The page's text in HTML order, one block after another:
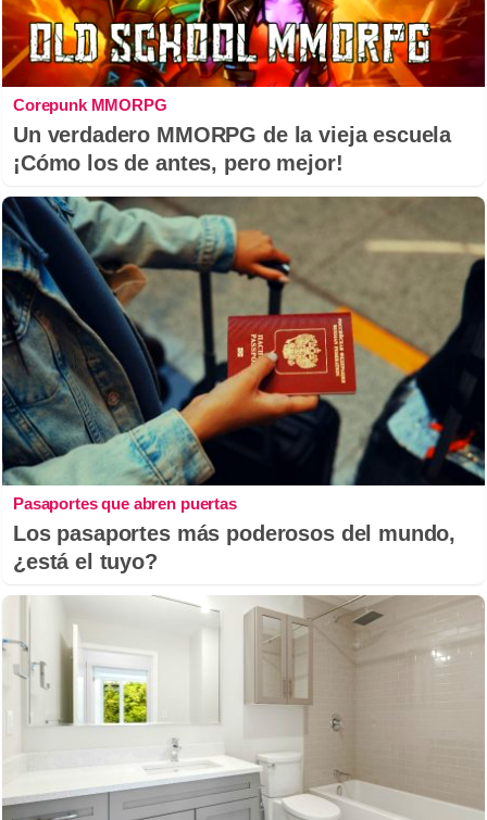
Corepunk MMORPG
Un verdadero MMORPG de la vieja escuela
¡Cómo los de antes, pero mejor!
Pasaportes que abren puertas
Los pasaportes más poderosos del mundo,
¿está el tuyo?